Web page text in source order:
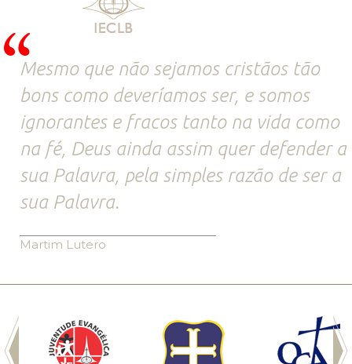
Mesmo que não sejamos cristãos tão
bons como deveríamos ser, e somos
ignorantes e fracos tanto na vida como
na fé, Deus ainda assim quer defender a
sua Palavra, pela simples razão de ser a
sua Palavra.
Martim Lutero